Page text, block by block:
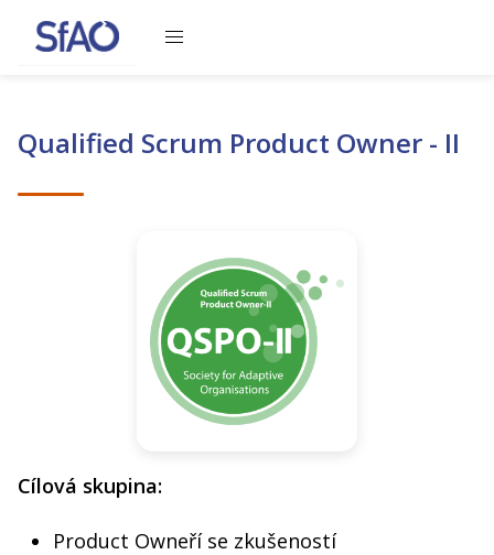
Qualified Scrum Product Owner - II
Cílová skupina:
Product Owneří se zkušeností